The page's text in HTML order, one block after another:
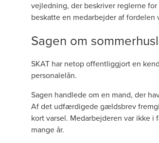
vejledning, der beskriver reglerne
beskatte en medarbejder af
Sagen om
SKAT har netop offentliggjort en
personalelån.
Sagen handlede om en mand, der
Af det udfærdigede gældsbrev
kort varsel. Medarbejderen var ikke
mange år.